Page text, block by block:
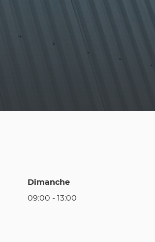
Dimanche
09:00 - 13:00